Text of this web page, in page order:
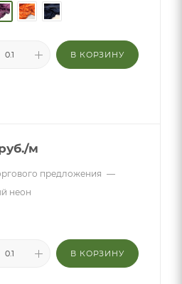
В КОРЗИНУ
/м
предложения —
неон
В КОРЗИНУ